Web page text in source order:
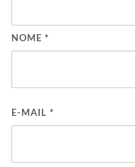
NOME *
E-MAIL *